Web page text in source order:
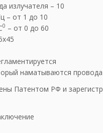
излучателя – 10
– от 1 до 10
0 – от 0 до 60
наматываются провода
Патентом РФ и